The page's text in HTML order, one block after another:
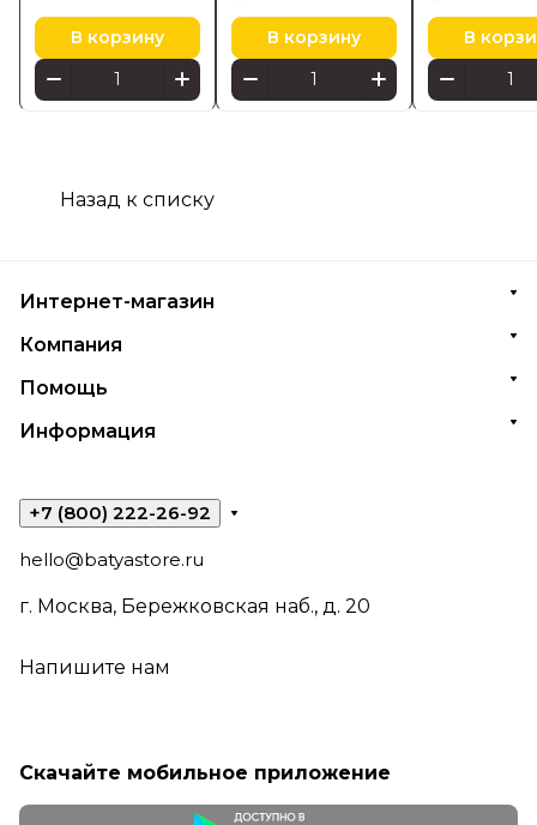
В корзину В корзину
EzRecorder
В
Назад к списку
Интернет-магазин
Компания
Помощь
Информация
+7 (800) 222-26-92
hello@batyastore.ru
г. Москва, Бережковская наб., д. 20
Напишите нам
Скачайте мобильное приложение